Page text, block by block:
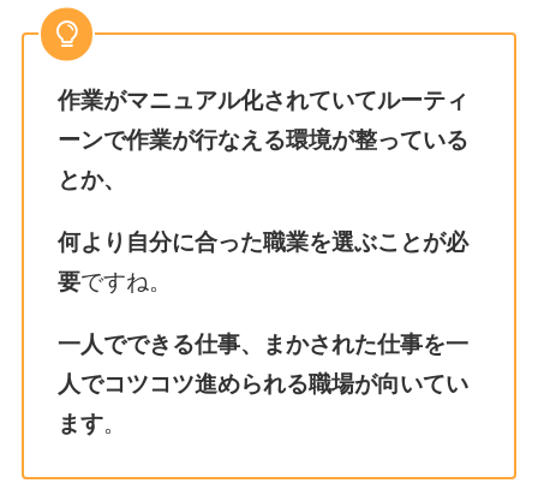
作業がマニュアル化されていてルーティ
ーンで作業が行なえる環境が整っている
とか、
何より自分に合った職業を選ぶことが必
要ですね。
一人でできる仕事、まかされた仕事を一
人でコツコツ進められる職場が向いてい
ます。